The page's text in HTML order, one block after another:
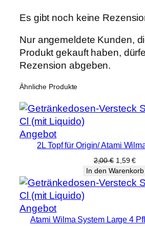
b
x
6
m
M
e
n
g
e
Es gibt noch keine
Nur angemeldete Kunden,
Produkt gekauft haben,
Rezension abgeben.
Ähnliche Produkte
AngebotProdukt
im
2L Topf für Origin/ Atami
2,00€
Preis
war:
2,00 €
1,59€
ist:
In den Warenkorb
AngebotProdukt
im
Atami Wilma System Large 4